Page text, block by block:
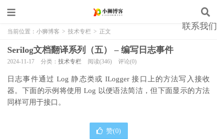
联系我们
当前位置： 小狮博客 > 技术专栏 > 正文
Serilog文档翻译系列（五） – 编写日志事件
2024-11-17 分类： 技术专栏 阅读(346) 评论(0)
日志事件通过 Log 静态类或 ILogger 接口上的方法写入接收
器。下面的示例将使用 Log 以便语法简洁，但下面显示的方法
同样可用于接口。
赞(0)